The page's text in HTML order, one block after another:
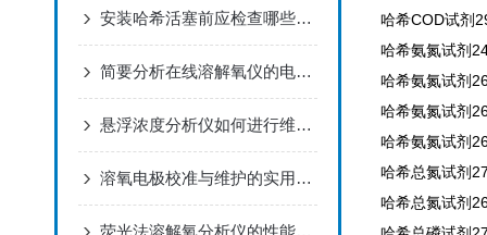
安装哈希活塞前应检查哪些内容？
简要分析在线溶解氧仪的电极维护方法
悬浮浓度分析仪如何进行维护和保养？
溶氧电极校准与维护的实用指南
荧光法溶解氧分析仪的性能特点
哈希COD试剂
哈希氨氮试剂
哈希氨氮试剂
哈希氨氮试剂
哈希氨氮试剂
哈希总氮试剂
哈希总氮试剂